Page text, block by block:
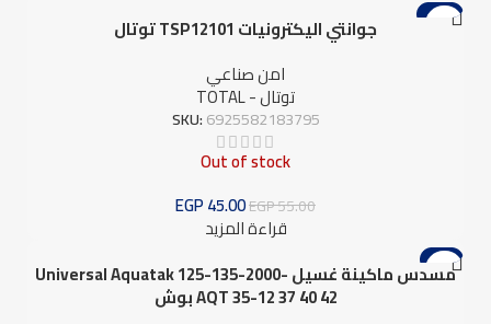
-18%
جوانتي اليكترونيات TSP12101 توتال
امن صناعي
توتال - TOTAL
SKU:6925582183795
Out of stock
EGP55.00
EGP45.00
قراءة المزيد
-6% مسدس ماكينة غسيل Universal Aquatak 125-135-2000-
AQT 35-12 37 40 42 بوش